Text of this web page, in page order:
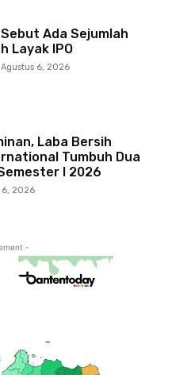
Ada Sejumlah
Layak IPO
Agustus 6, 2026
Laba Bersih
Tumbuh Dua
I 2026
6, 2026
-